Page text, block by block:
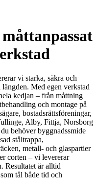
vi starka, säkra och
Med egen verkstad
kedjan – från måttning
och montage på
bostadsrättsföreningar,
Alby, Fittja, Norsborg
behöver byggnadssmide
ståltrappa,
metall- och glaspartier
corten – vi levererar
Resultatet är alltid
tål både tid och